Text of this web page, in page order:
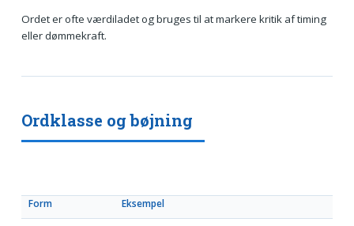
Ordet er ofte værdiladet og bruges til at markere kritik af timing
eller dømmekraft.
Ordklasse og bøjning
Form Eksempel